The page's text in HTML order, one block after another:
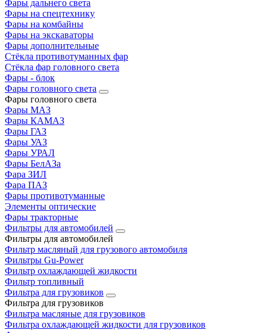
Фары дальнего света
Фары на спецтехнику
Фары на комбайны
Фары на экскаваторы
Фары дополнительные
Стёкла противотуманных фар
Стёкла фар головного света
Фары - блок
Фары головного света
Фары головного света
Фары МАЗ
Фары КАМАЗ
Фары ГАЗ
Фары УАЗ
Фары УРАЛ
Фары БелАЗа
Фара ЗИЛ
Фара ПАЗ
Фары противотуманные
Элементы оптические
Фары тракторные
Фильтры для автомобилей
Фильтры для автомобилей
Фильтр масляный для грузового автомобиля
Фильтры Gu-Power
Фильтр охлаждающей жидкости
Фильтр топливный
Фильтра для грузовиков
Фильтра для грузовиков
Фильтра масляные для грузовиков
Фильтра охлаждающей жидкости для грузовиков